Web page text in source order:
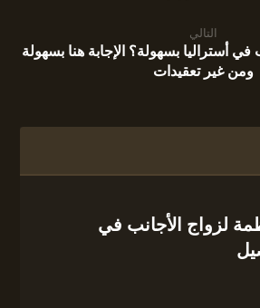
التالي
أستراليا بسهولة؟ الإجابة هنا بسهولة
ومن غير تعقيدات
لزواج الأجانب في